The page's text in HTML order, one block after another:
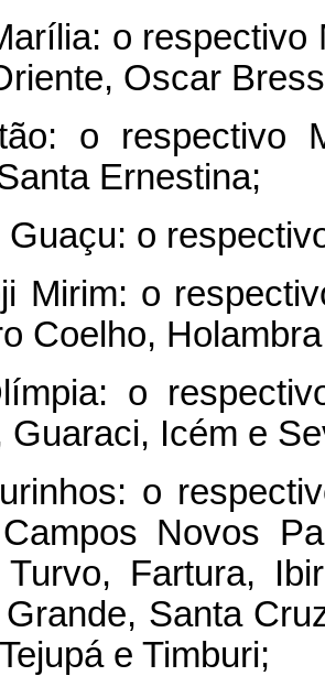
o respectivo
Oscar
o respectivo
Ernestina;
Guaçu: o
Mirim: o
Coelho,
o
Guaraci, Icém e
o
Novos
Fartura,
Santa
e Timburi;